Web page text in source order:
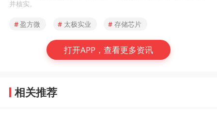
并核实。
#盈方微 # 太极实业 # 存储芯片
打开APP，查看更多资讯
相关推荐